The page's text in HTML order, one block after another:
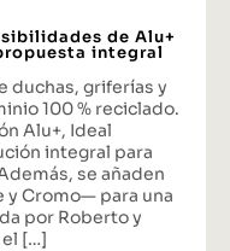
de Alu+
integral
duchas, griferías y
100 % reciclado.
Alu+, Ideal
integral para
se añaden
y Cromo— para una
por Roberto y
el […]